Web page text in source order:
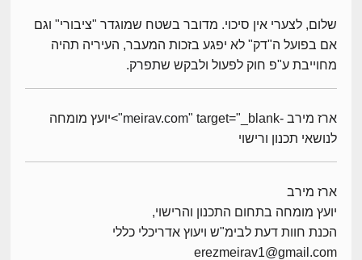
שלום, לצערי אין סיכוי. מדובר בשטח שמוגדר "ציבורי" וגם
אם בפועל ה"דק" לא יפגע בזכות המעבר, העיריה תהיה
מחוייבת ע"פ חוק לפעול ולבקש שתפרק.
ארז מירב -meirav.com" target="_blank">יועץ מומחה
לנושאי תכנון ורישוי
ארז מירב
יועץ מומחה בתחום התכנון והרישוי,
הכנת חוות דעת לבימ"ש ויעוץ אדריכלי כללי
erezmeirav1@gmail.com